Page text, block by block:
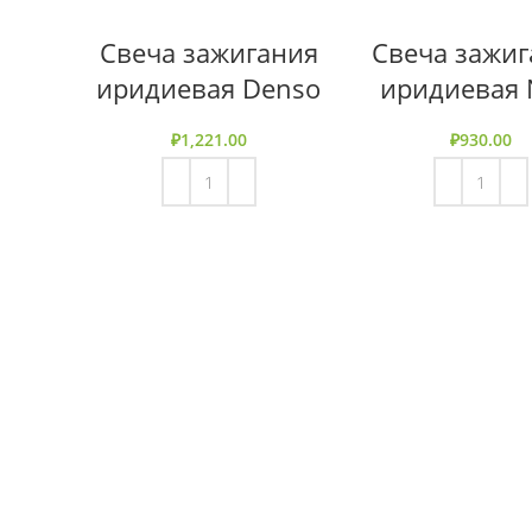
Свеча зажигания
иридиевая Denso
₽1,221.00
Свеча
иридиевая
₽930.00